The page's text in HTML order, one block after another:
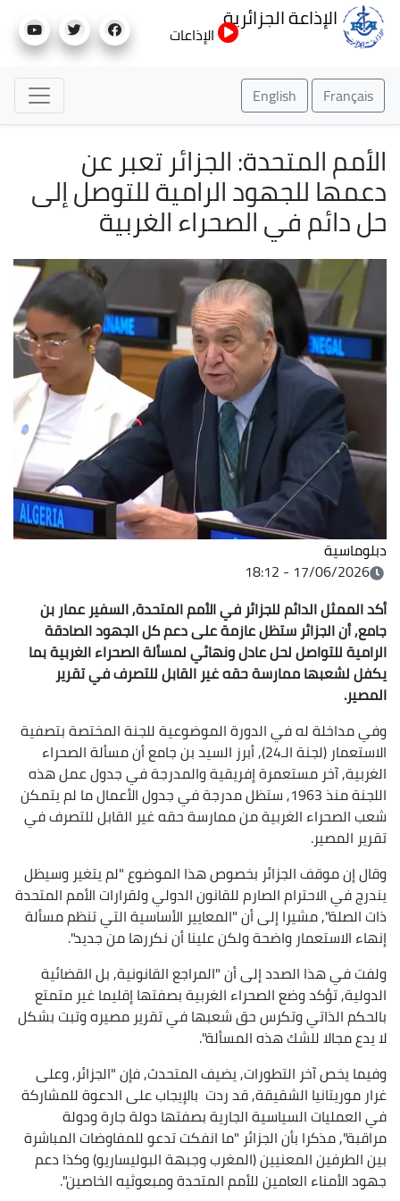
إلى
الإذاعة الجزائرية
الإذاعات
Français
English
الأمم المتحدة: الجزائر تعبر عن
دعمها للجهود الرامية للتوصل إلى
حل دائم في الصحراء الغربية
دبلوماسية
17/06/2026 - 18:12
أكد الممثل الدائم للجزائر في الأمم المتحدة, السفير عمار بن
جامع, أن الجزائر ستظل عازمة على دعم كل الجهود الصادقة
الرامية للتواصل لحل عادل ونهائي لمسألة الصحراء الغربية بما
يكفل لشعبها ممارسة حقه غير القابل للتصرف في تقرير
المصير.
وفي مداخلة له في الدورة الموضوعية للجنة المختصة بتصفية
الاستعمار (لجنة الـ24), أبرز السيد بن جامع أن مسألة الصحراء
الغربية, آخر مستعمرة إفريقية والمدرجة في جدول عمل هذه
اللجنة منذ 1963, ستظل مدرجة في جدول الأعمال ما لم يتمكن
شعب الصحراء الغربية من ممارسة حقه غير القابل للتصرف في
تقرير المصير.
وقال إن موقف الجزائر بخصوص هذا الموضوع "لم يتغير وسيظل
يندرج في الاحترام الصارم للقانون الدولي ولقرارات الأمم المتحدة
ذات الصلة", مشيرا إلى أن "المعايير الأساسية التي تنظم مسألة
إنهاء الاستعمار واضحة ولكن علينا أن نكررها من جديد".
ولفت في هذا الصدد إلى أن "المراجع القانونية, بل القضائية
الدولية, تؤكد وضع الصحراء الغربية بصفتها إقليما غير متمتع
بالحكم الذاتي وتكرس حق شعبها في تقرير مصيره وتبت بشكل
لا يدع مجالا للشك هذه المسألة".
وفيما يخص آخر التطورات, يضيف المتحدث, فإن "الجزائر, وعلى
غرار موريتانيا الشقيقة, قد ردت بالإيجاب على الدعوة للمشاركة
في العمليات السياسية الجارية بصفتها دولة جارة ودولة
مراقبة", مذكرا بأن الجزائر "ما انفكت تدعو للمفاوضات المباشرة
بين الطرفين المعنيين (المغرب وجبهة البوليساريو) وكذا دعم
جهود الأمناء العامين للأمم المتحدة ومبعوثيه الخاصين".